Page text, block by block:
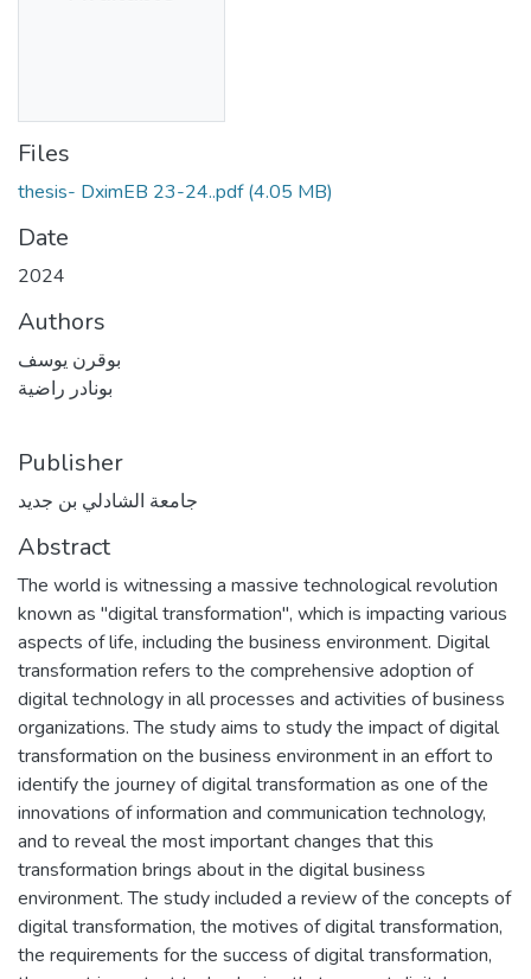
Files
thesis- DximEB 23-24..pdf (4.05 MB)
Date
2024
Authors
بوقرن يوسف
بونادر راضية
Publisher
جامعة الشادلي بن جديد
Abstract
The world is witnessing a massive technological revolution
known as "digital transformation", which is impacting various
aspects of life, including the business environment. Digital
transformation refers to the comprehensive adoption of
digital technology in all processes and activities of business
organizations. The study aims to study the impact of digital
transformation on the business environment in an effort to
identify the journey of digital transformation as one of the
innovations of information and communication technology,
and to reveal the most important changes that this
transformation brings about in the digital business
environment. The study included a review of the concepts of
digital transformation, the motives of digital transformation,
the requirements for the success of digital transformation,